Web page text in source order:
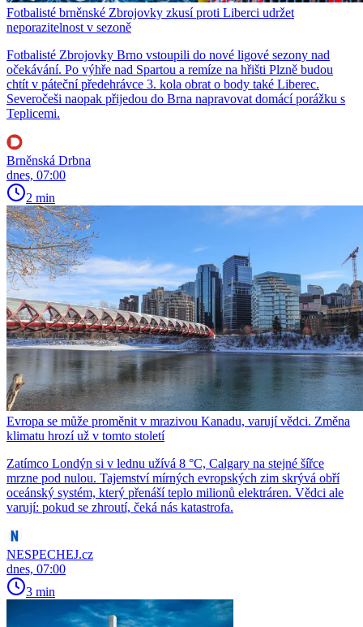
Fotbalisté brněnské Zbrojovky zkusí proti Liberci udržet
neporazitelnost v sezoně
Fotbalisté Zbrojovky Brno vstoupili do nové ligové sezony nad
očekávání. Po výhře nad Spartou a remíze na hřišti Plzně budou
chtít v páteční předehrávce 3. kola obrat o body také Liberec.
Severočeši naopak přijedou do Brna napravovat domácí porážku s
Teplicemi.
Brněnská Drbna
dnes, 07:00
2 min
Evropa se může proměnit v mrazivou Kanadu, varují vědci. Změna
klimatu hrozí už v tomto století
Zatímco Londýn si v lednu užívá 8 °C, Calgary na stejné šířce
mrzne pod nulou. Tajemství mírných evropských zim skrývá obří
oceánský systém, který přenáší teplo milionů elektráren. Vědci ale
varují: pokud se zhroutí, čeká nás katastrofa.
NESPECHEJ.cz
dnes, 07:00
3 min